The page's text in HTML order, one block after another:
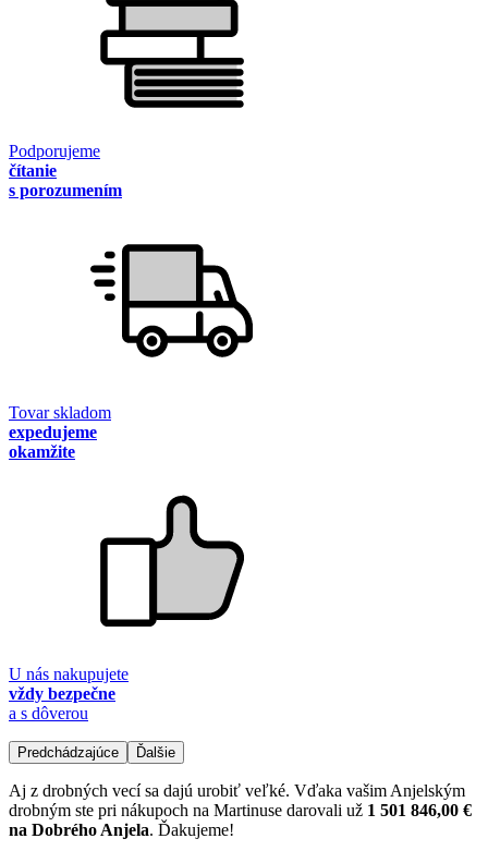
Podporujeme
čítanie
s porozumením
Tovar skladom
expedujeme
okamžite
U nás nakupujete
vždy bezpečne
a s dôverou
Predchádzajúce Ďalšie
Aj z drobných vecí sa dajú urobiť veľké. Vďaka vašim Anjelským
drobným ste pri nákupoch na Martinuse darovali už 1 501 846,00 €
na Dobrého Anjela. Ďakujeme!